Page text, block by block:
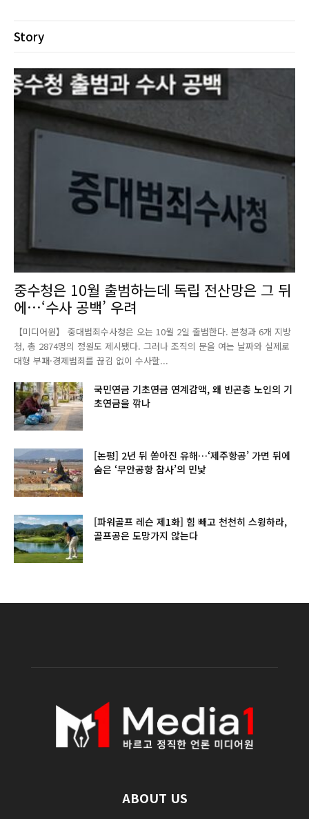
Story
중수청은 10월 출범하는데 독립 전산망은 그 뒤
에…‘수사 공백’ 우려
【미디어원】 중대범죄수사청은 오는 10월 2일 출범한다. 본청과 6개 지방
청, 총 2874명의 정원도 제시됐다. 그러나 조직의 문을 여는 날짜와 실제로
대형 부패·경제범죄를 끊김 없이 수사할...
국민연금 기초연금 연계감액, 왜 빈곤층 노인의 기
초연금을 깎나
[논평] 2년 뒤 쏟아진 유해…‘제주항공’ 가면 뒤에
숨은 ‘무안공항 참사’의 민낯
[파워골프 레슨 제1화] 힘 빼고 천천히 스윙하라,
골프공은 도망가지 않는다
ABOUT US